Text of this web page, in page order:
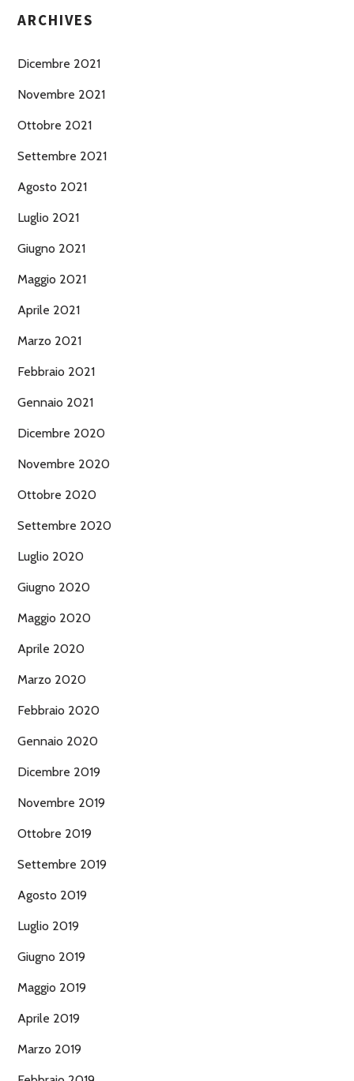
ARCHIVES
Dicembre 2021
Novembre 2021
Ottobre 2021
Settembre 2021
Agosto 2021
Luglio 2021
Giugno 2021
Maggio 2021
Aprile 2021
Marzo 2021
Febbraio 2021
Gennaio 2021
Dicembre 2020
Novembre 2020
Ottobre 2020
Settembre 2020
Luglio 2020
Giugno 2020
Maggio 2020
Aprile 2020
Marzo 2020
Febbraio 2020
Gennaio 2020
Dicembre 2019
Novembre 2019
Ottobre 2019
Settembre 2019
Agosto 2019
Luglio 2019
Giugno 2019
Maggio 2019
Aprile 2019
Marzo 2019